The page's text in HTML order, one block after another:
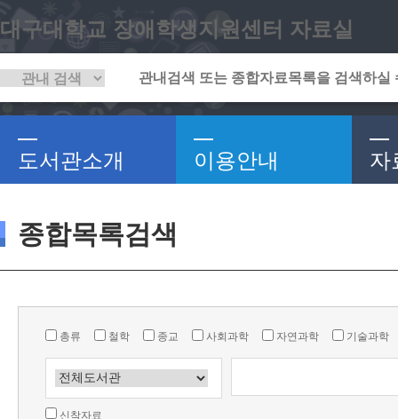
대구대학교 장애학생지원센터 자료실
도서관소개 이용안내 자
종합목록검색
총류 철학 종교 사회과학 자연과학 기술과학
신착자료